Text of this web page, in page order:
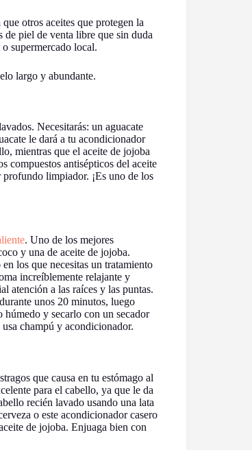
otros aceites que protegen la
de piel de venta libre que sin duda
supermercado local.
largo y abundante.
Necesitarás: un aguacate
le dará a tu acondicionador
mientras que el aceite de jojoba
compuestos antisépticos del aceite
limpiador. ¡Es uno de los
. Uno de los mejores
y una de aceite de jojoba.
los que necesitas un tratamiento
increíblemente relajante y
atención a las raíces y las puntas.
unos 20 minutos, luego
y secarlo con un secador
champú y acondicionador.
que causa en tu estómago al
para el cabello, ya que le da
recién lavado usando una lata
o este acondicionador casero
de jojoba. Enjuaga bien con